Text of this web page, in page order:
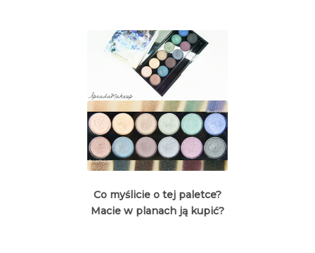
Co myślicie o tej paletce?
Macie w planach ją kupić?